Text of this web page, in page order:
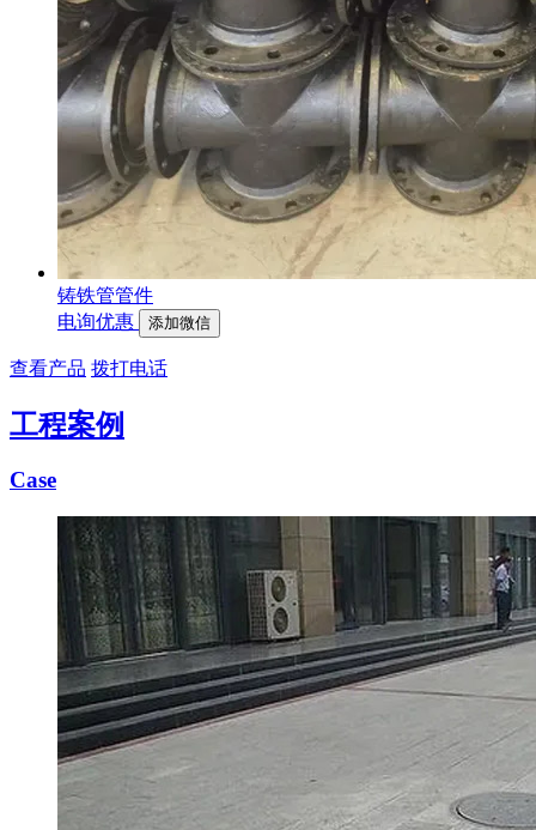
铸铁管管件
电询优惠
添加微信
查看产品 拨打电话
工程案例
Case